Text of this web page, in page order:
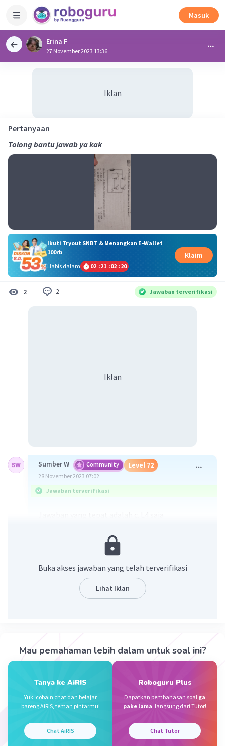
Masuk
Erina F
27 November 2023 13:36
Iklan
Pertanyaan
Tolong bantu jawab ya kak
Ikuti Tryout SNBT & Menangkan E-Wallet
100rb
Habis dalam
02 :21 :02 :19
Klaim
2 2 Jawaban terverifikasi
Iklan
Sumber W Community Level 72
28 November 2023 07:02
Jawaban terverifikasi
Ketika Lampu 3 (L3) diputus maka lampu yang
mati adalah lampu 4 (L4) karena L4 sejalur
0.0(0) Balas
15 Januari 2024 13:12
Beri Rating·0.0(0 Balas
Buka akses jawaban yang telah terverifikasi
Lihat Iklan
Mau pemahaman lebih dalam untuk soal ini?
Tanya ke AiRIS
Yuk, cobain chat dan belajar
bareng AiRIS, teman pintarmu!
Chat AiRIS
Roboguru Plus
Dapatkan pembahasan soal ga
pake lama, langsung dari Tutor!
Chat Tutor